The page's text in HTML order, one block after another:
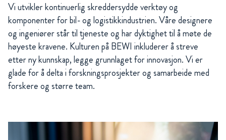
Vi utvikler kontinuerlig skreddersydde verktøy og
komponenter for bil- og logistikkindustrien. Våre designere
og ingeniører står til tjeneste og har dyktighet til å møte de
høyeste kravene. Kulturen på BEWI inkluderer å streve
etter ny kunnskap, legge grunnlaget for innovasjon. Vi er
glade for å delta i forskningsprosjekter og samarbeide med
forskere og større team.